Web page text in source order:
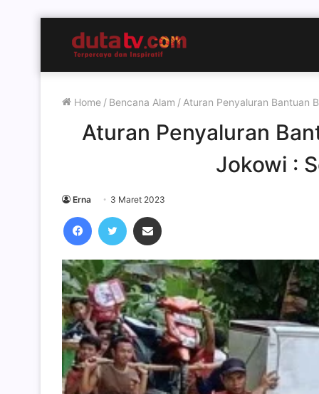
Home / Bencana Alam / Aturan Penyaluran Bantuan
Aturan Penyaluran
Jokowi :
Erna 3 Maret 2023
FacebookTwitter